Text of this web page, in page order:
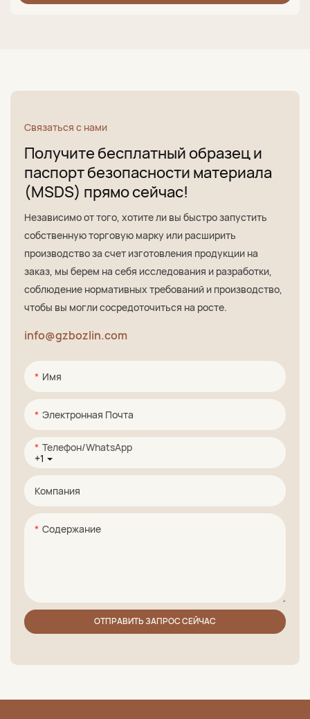
Связаться с нами
Получите бесплатный образец и
паспорт безопасности материала
(MSDS) прямо сейчас!
Независимо от того, хотите ли вы быстро запустить
собственную торговую марку или расширить
производство за счет изготовления продукции на
заказ, мы берем на себя исследования и разработки,
соблюдение нормативных требований и производство,
чтобы вы могли сосредоточиться на росте.
info@gzbozlin.com
Имя
Электронная Почта
+1
Телефон/WhatsApp
Компания
Содержание
ОТПРАВИТЬ ЗАПРОС СЕЙЧАС